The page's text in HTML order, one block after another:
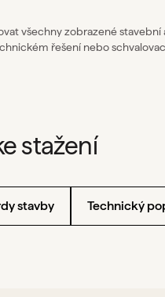
všechny zobrazené
řešení nebo
stažení
stavby Technický